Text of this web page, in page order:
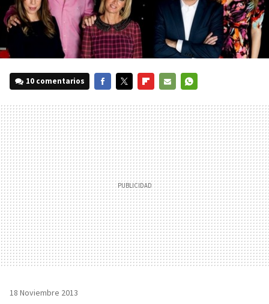
10 comentarios
MAIL
18 Noviembre 2013